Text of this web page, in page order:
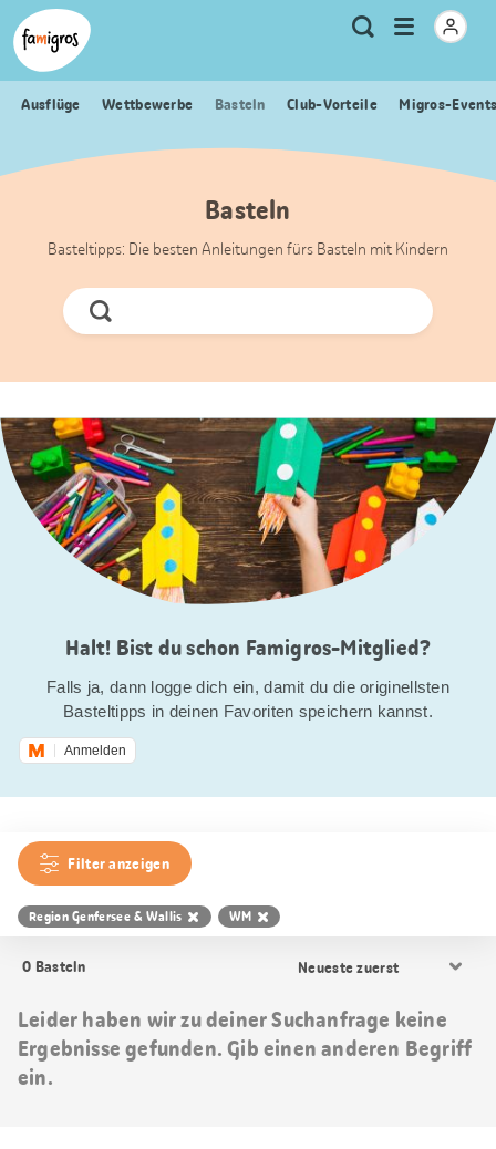
Sprungmarken
Navigation
Header
Logo
Meta
Navigation
Suche
Menu
öffnen
Ausflüge Wettbewerbe Basteln Club-Vorteile Migros-
Basteln
Basteltipps: Die besten Anleitungen fürs Basteln mit Kindern
Jetzt
Suchen
Halt! Bist du schon Famigros-Mitglied?
Falls ja, dann logge dich ein, damit du die originellsten
Basteltipps in deinen Favoriten speichern kannst.
Anmelden
Filter anzeigen
Region Genfersee & Wallis WM
0 Basteln
Sortierung
Leider haben wir zu deiner Suchanfrage keine
Ergebnisse gefunden. Gib einen anderen Begriff
ein.